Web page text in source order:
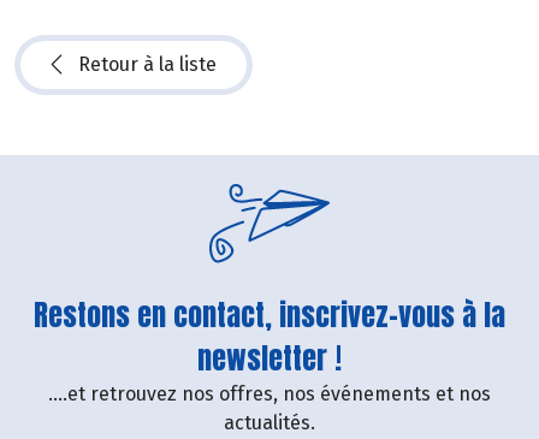
Retour à la liste
Restons en contact, inscrivez-vous à la
newsletter !
....et retrouvez nos offres, nos événements et nos
actualités.